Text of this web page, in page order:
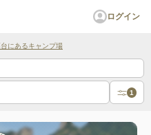
ログイン
にあるキャンプ場
1